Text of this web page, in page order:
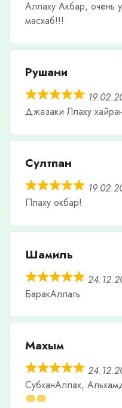
Аллаху Акбар, очень
масхаб!!!
Рушани
Джазаки Ллаху
Султпан
Плаху окбар!
Шамиль
БаракАллагь
Махым
СубханАллах,